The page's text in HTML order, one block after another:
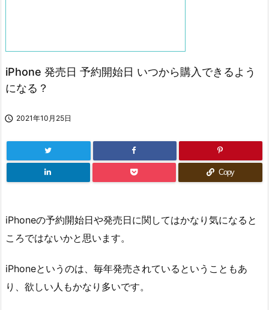
iPhone 発売日 予約開始日 いつから購入できるよう
になる？
 2021年10月25日
Copy
iPhoneの予約開始日や発売日に関してはかなり気になると
ころではないかと思います。
iPhoneというのは、毎年発売されているということもあ
り、欲しい人もかなり多いです。